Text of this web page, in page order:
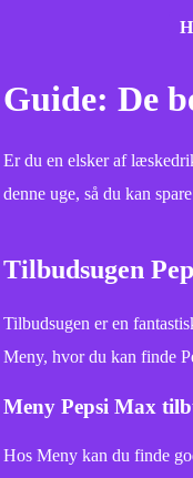
Guide: De
Er du en elsker af
denne uge, så du kan
Tilbudsugen
Tilbudsugen er en
Meny, hvor du kan finde
Meny Pepsi Max
Hos Meny kan du finde